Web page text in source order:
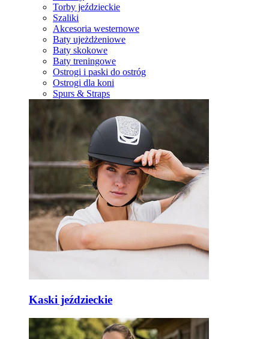
Torby jeździeckie
Szaliki
Akcesoria westernowe
Baty ujeżdżeniowe
Baty skokowe
Baty treningowe
Ostrogi i paski do ostróg
Ostrogi dla koni
Spurs & Straps
Kaski jeździeckie